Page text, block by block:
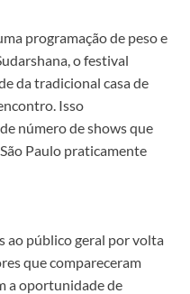
programação de peso e
o festival
da tradicional casa de
Isso
número de shows que
Paulo praticamente
ao público geral por volta
que compareceram
a oportunidade de